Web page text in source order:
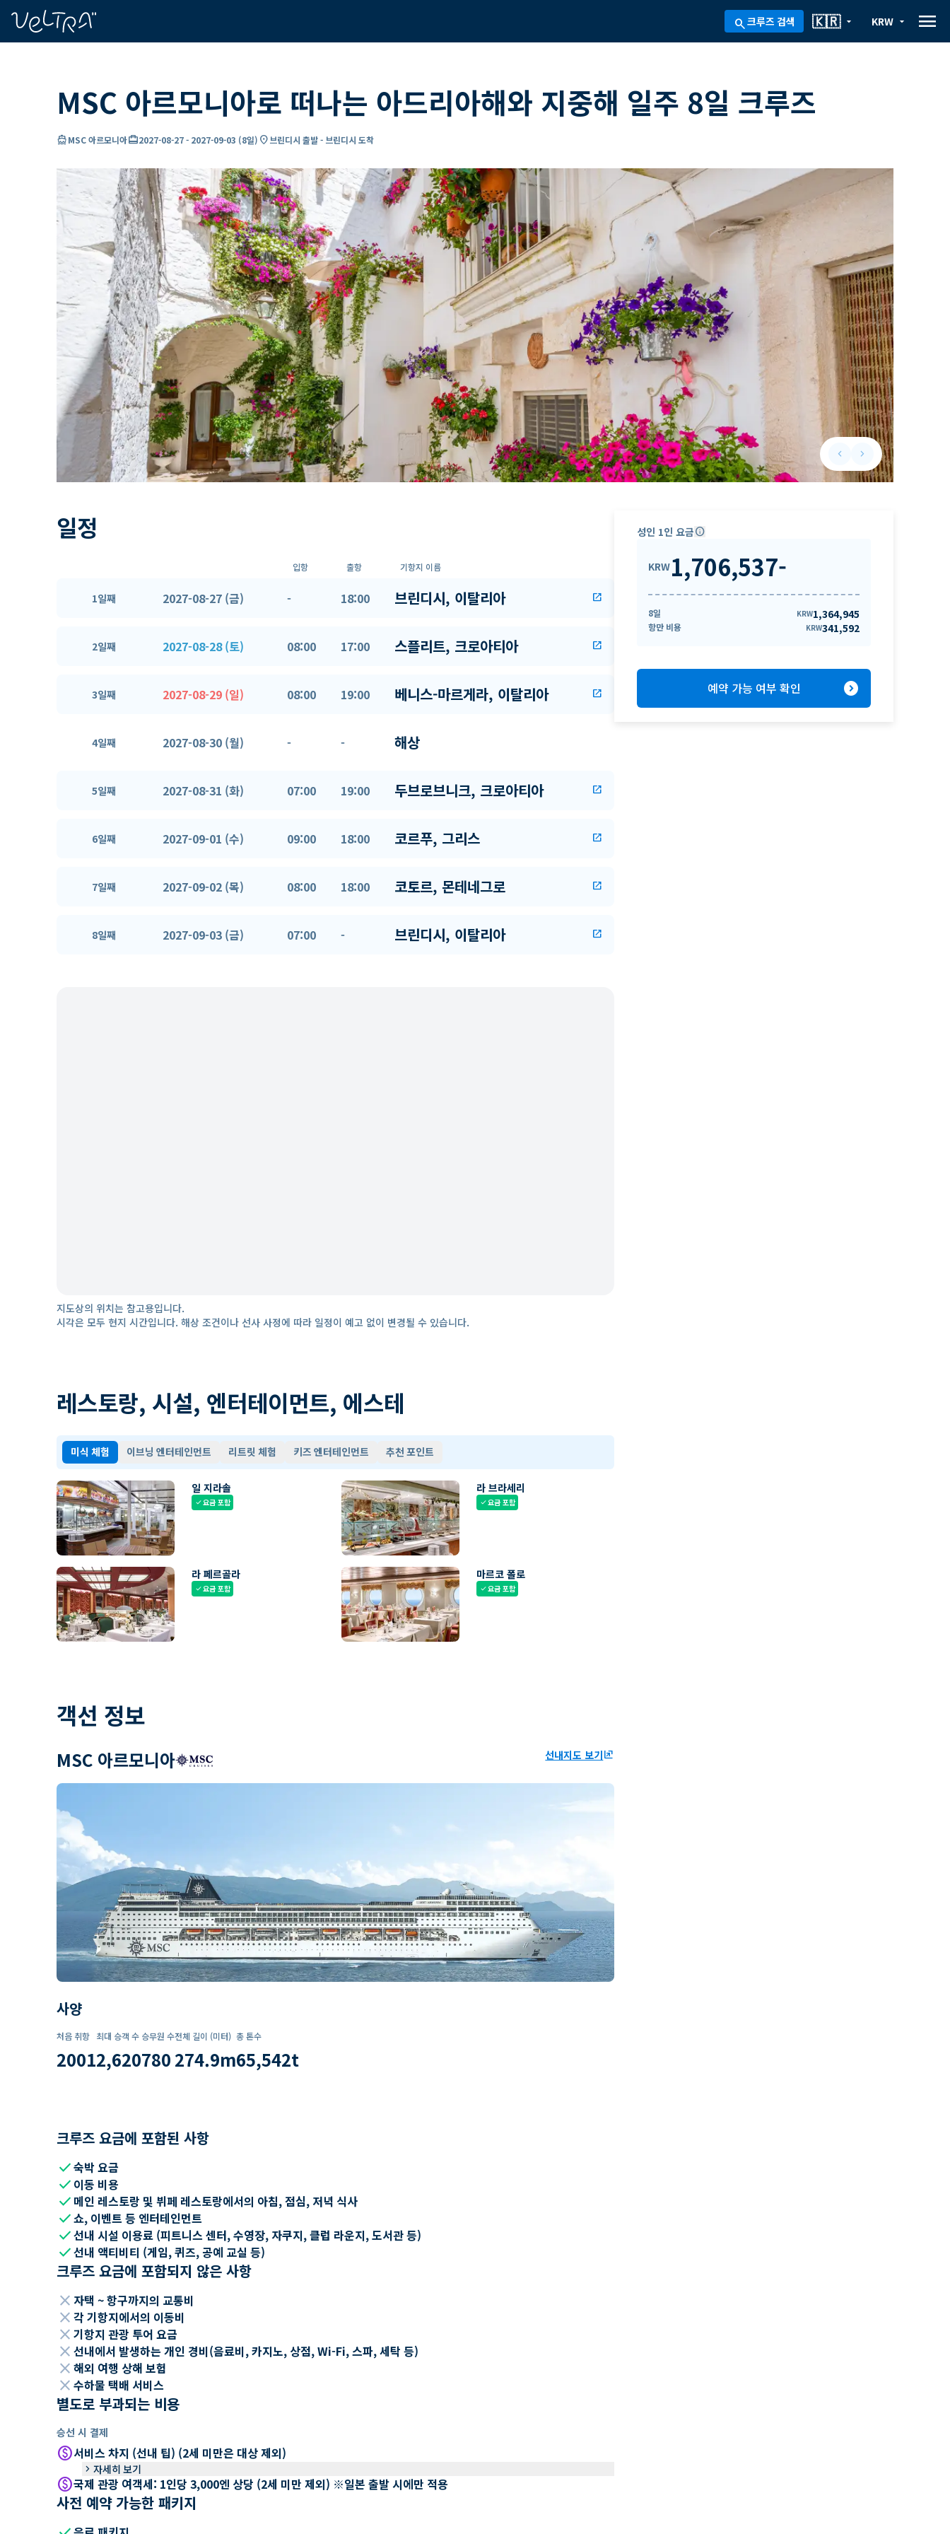
search크루즈 검색 arrow_drop_down
🇰🇷 arrow_drop_down
KRW menu
MSC 아르모니아로 떠나는 아드리아해와 지중해 일주 8일 크루즈
directions_boatMSC 아르모니아card_travel2027-08-27- 2027-09-03 (8일) location_on브린디시 출발 - 브린디시 도착
keyboard_arrow_leftPrevious slide
keyboard_arrow_rightNext slide
일정
입항 출항 기항지 이름
1일째 2027-08-27 (금) - 18:00 브린디시, 이탈리아 open_in_new
2일째 2027-08-28 (토) 08:00 17:00 스플리트, 크로아티아 open_in_new
3일째 2027-08-29 (일) 08:00 19:00 베니스-마르게라, 이탈리아 open_in_new
4일째 2027-08-30 (월) - - 해상
5일째 2027-08-31 (화) 07:00 19:00 두브로브니크, 크로아티아 open_in_new
6일째 2027-09-01 (수) 09:00 18:00 코르푸, 그리스 open_in_new
7일째 2027-09-02 (목) 08:00 18:00 코토르, 몬테네그로 open_in_new
8일째 2027-09-03 (금) 07:00 - 브린디시, 이탈리아 open_in_new
지도상의 위치는 참고용입니다.
시각은 모두 현지 시간입니다. 해상 조건이나 선사 사정에 따라 일정이 예고 없이 변경될 수 있습니다.
레스토랑, 시설, 엔터테이먼트, 에스테
미식 체험 이브닝 엔터테인먼트 리트릿 체험 키즈 엔터테인먼트 추천 포인트
일 지라솔
check요금 포함
라 브라세리
check요금 포함
라 페르골라
check요금 포함
마르코 폴로
check요금 포함
객선 정보
MSC 아르모니아 선내지도 보기ungroup
사양
처음 취항
2001
최대 승객 수
2,620
승무원 수
780
전체 길이 (미터)
274.9m
총 톤수
65,542t
크루즈 요금에 포함된 사항
check숙박 요금
check 이동 비용
check 메인 레스토랑 및 뷔페 레스토랑에서의 아침, 점심, 저녁 식사
check쇼, 이벤트 등 엔터테인먼트
check선내 시설 이용료 (피트니스 센터, 수영장, 자쿠지, 클럽 라운지, 도서관 등)
check선내 액티비티 (게임, 퀴즈, 공예 교실 등)
크루즈 요금에 포함되지 않은 사항
close 자택 ~ 항구까지의 교통비
close 각 기항지에서의 이동비
close 기항지 관광 투어 요금
close 선내에서 발생하는 개인 경비(음료비, 카지노, 상점, Wi-Fi, 스파, 세탁 등)
close 해외 여행 상해 보험
close 수하물 택배 서비스
별도로 부과되는 비용
승선 시 결제
paid서비스 차지 (선내 팁) (2세 미만은 대상 제외)
keyboard_arrow_right 자세히 보기
paid국제 관광 여객세: 1인당 3,000엔 상당 (2세 미만 제외) ※일본 출발 시에만 적용
사전 예약 가능한 패키지
성인 1인 요금info
KRW1,706,537-
8일 KRW1,364,945
항만 비용 KRW341,592
예약 가능 여부 확인 expand_circle_right